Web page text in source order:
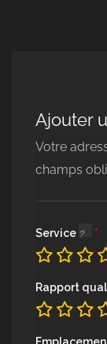
Ajouter
Votre
champs
Service
Rapport